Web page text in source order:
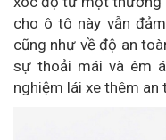
cho ô tô này vẫn
cũng như về độ an
sự thoải mái và êm
nghiệm lái xe thêm an